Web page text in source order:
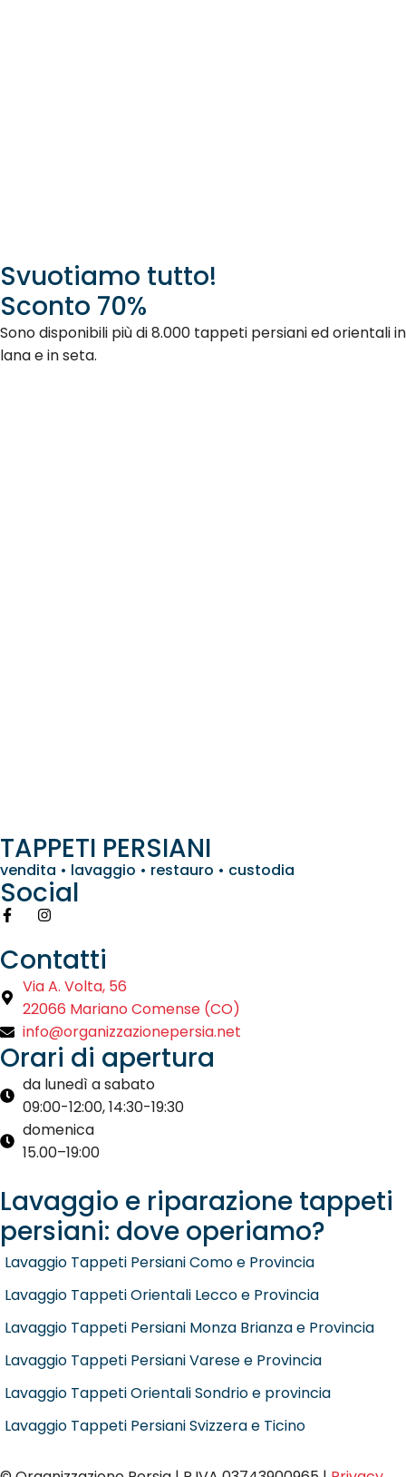
Svuotiamo tutto!
Sconto 70%
Sono disponibili più di 8.000 tappeti persiani ed orientali in
lana e in seta.
TAPPETI PERSIANI
vendita • lavaggio • restauro • custodia
Social
Contatti
Via A. Volta, 56
22066 Mariano Comense (CO)
info@organizzazionepersia.net
Orari di apertura
da lunedì a sabato
09:00-12:00, 14:30-19:30
domenica
15.00–19:00
Lavaggio e riparazione tappeti
persiani: dove operiamo?
Lavaggio Tappeti Persiani Como e Provincia
Lavaggio Tappeti Orientali Lecco e Provincia
Lavaggio Tappeti Persiani Monza Brianza e Provincia
Lavaggio Tappeti Persiani Varese e Provincia
Lavaggio Tappeti Orientali Sondrio e provincia
Lavaggio Tappeti Persiani Svizzera e Ticino